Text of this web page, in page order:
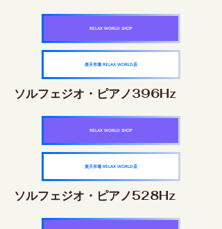
RELAX WORLD SHOP
楽天市場 RELAX WORLD店
ソルフェジオ・ピアノ396Hz
RELAX WORLD SHOP
楽天市場 RELAX WORLD店
ソルフェジオ・ピアノ528Hz